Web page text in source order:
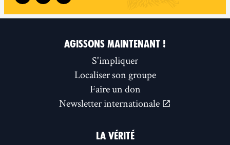
AGISSONS MAINTENANT !
S'impliquer
Localiser son groupe
Faire un don
Newsletter internationale
LA VÉRITÉ